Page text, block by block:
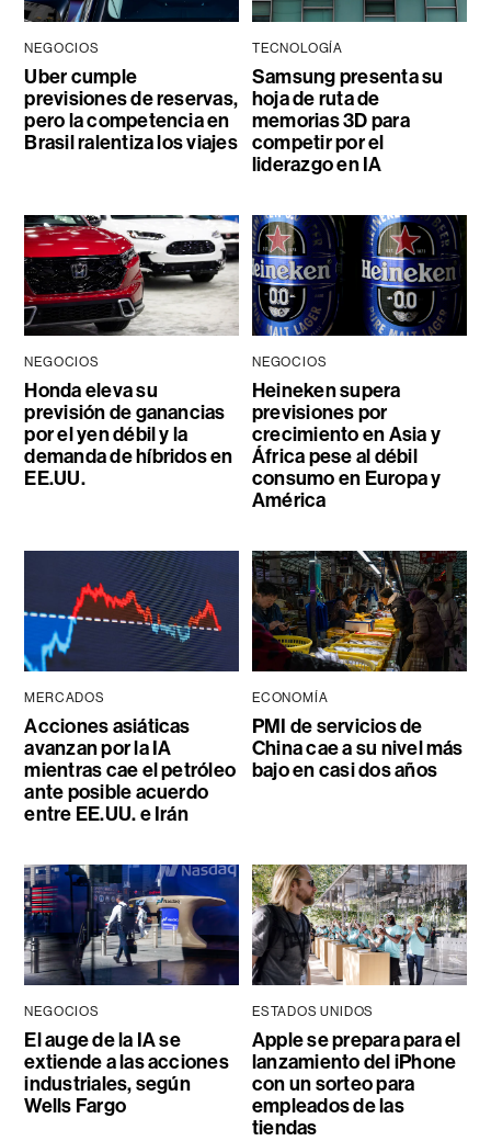
NEGOCIOS
Uber cumple
previsiones de reservas,
pero la competencia en
Brasil ralentiza los viajes
TECNOLOGÍA
Samsung presenta su
hoja de ruta de
memorias 3D para
competir por el
liderazgo en IA
NEGOCIOS
Honda eleva su
previsión de ganancias
por el yen débil y la
demanda de híbridos en
EE.UU.
NEGOCIOS
Heineken supera
previsiones por
crecimiento en Asia y
África pese al débil
consumo en Europa y
América
MERCADOS
Acciones asiáticas
avanzan por la IA
mientras cae el petróleo
ante posible acuerdo
entre EE.UU. e Irán
ECONOMÍA
PMI de servicios de
China cae a su nivel más
bajo en casi dos años
NEGOCIOS
El auge de la IA se
extiende a las acciones
industriales, según
Wells Fargo
ESTADOS UNIDOS
Apple se prepara para el
lanzamiento del iPhone
con un sorteo para
empleados de las
tiendas